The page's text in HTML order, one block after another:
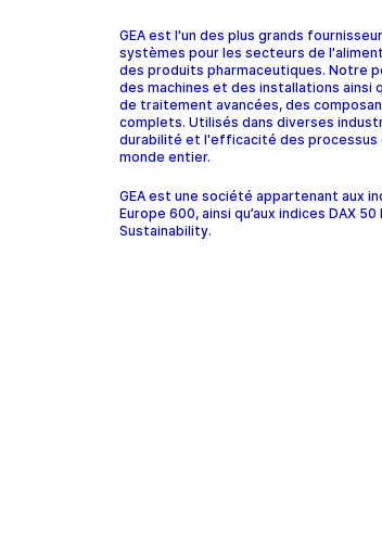
GEA est l'un des plus grands
systèmes pour les secteurs de
des produits pharmaceutiques. Notre
des machines et des installations ainsi
de traitement avancées, des
complets. Utilisés dans diverses
durabilité et l'efficacité des processus
monde entier.
GEA est une société appartenant aux
Europe 600, ainsi qu’aux indices DAX 50
Sustainability.